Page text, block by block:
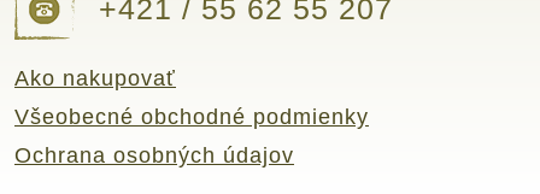
Ako nakupovať
Všeobecné obchodné podmienky
Ochrana osobných údajov
+421 / 55 62 55 207